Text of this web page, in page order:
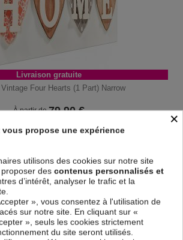
Livraison gratuite
Four Hearts (1 Part) Narrow
À partir de79,90€ ×
propose une expérience
utilisons des cookies sur notre site
des contenus personnalisés et
d’intérêt, analyser le trafic et la
», vous consentez à l'utilisation de
sur notre site. En cliquant sur «
», seuls les cookies strictement
du site seront utilisés.